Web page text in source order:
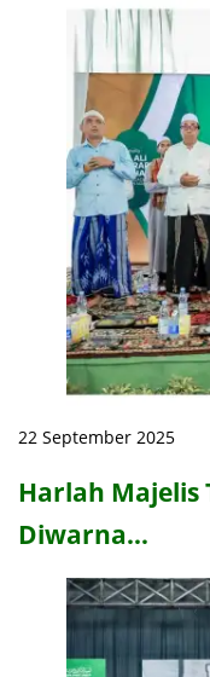
22 September 2025
Harlah Majelis
Diwarna…